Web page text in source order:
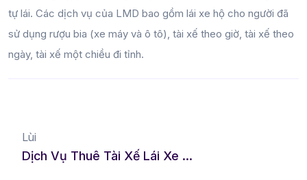
tự lái. Các dịch vụ của LMD bao gồm lái xe hộ cho người đã
sử dụng rượu bia (xe máy và ô tô), tài xế theo giờ, tài xế theo
ngày, tài xế một chiều đi tỉnh.
Lùi
Dịch Vụ Thuê Tài Xế Lái Xe Hộ Tại Đắk Lắk - Sự Lựa Chọn Hoàn Hảo Cho Những Chuyến Đi An Toàn